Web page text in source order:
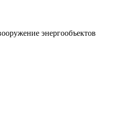
энергообъектов